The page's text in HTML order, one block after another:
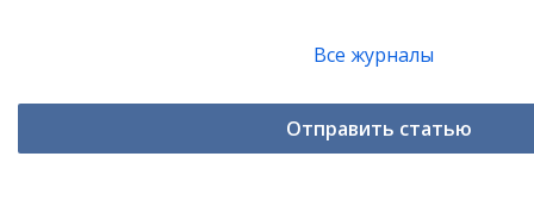
Все журналы
Отправить статью